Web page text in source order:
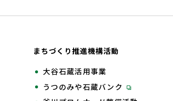
まちづくり推進機構活動
大谷石蔵活用事業
うつのみや石蔵バンク